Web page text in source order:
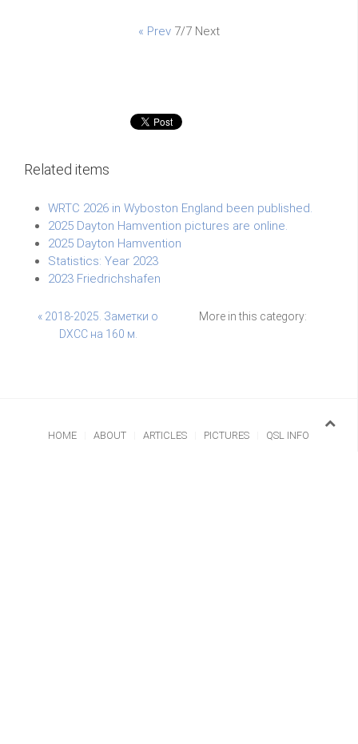
« Prev 7/7 Next
Related items
WRTC 2026 in Wyboston England been published.
2025 Dayton Hamvention pictures are online.
2025 Dayton Hamvention
Statistics: Year 2023
2023 Friedrichshafen
More in this category:
« 2018-2025. Заметки о
DXCC на 160 м.
HOME ABOUT ARTICLES PICTURES QSL INFO